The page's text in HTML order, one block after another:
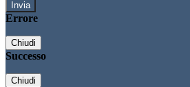
Errore
Chiudi
Successo
Chiudi